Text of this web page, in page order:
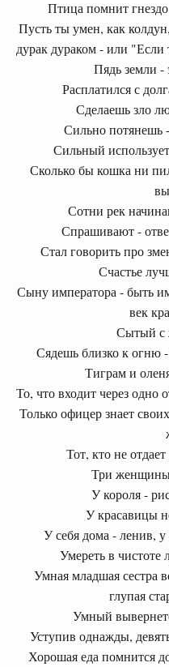
Птица помнит
Пусть ты умен, как
дурак дураком - или
Пядь земли -
Расплатился с
Сделаешь зло
Сильно потянешь
Сильный
Сколько бы кошка ни
Сотни рек
Спрашивают -
Стал говорить про
Счастье
Сыну императора - быть
век
Сытый с
Сядешь близко к огню
Тиграм и
То, что входит через одно
Только офицер знает
Тот, кто не
Три женщины
У короля -
У красавицы
У себя дома - ленив,
Умереть в чистоте
Умная младшая сестра
глупая
Умный
Уступив однажды,
Хорошая еда помнится